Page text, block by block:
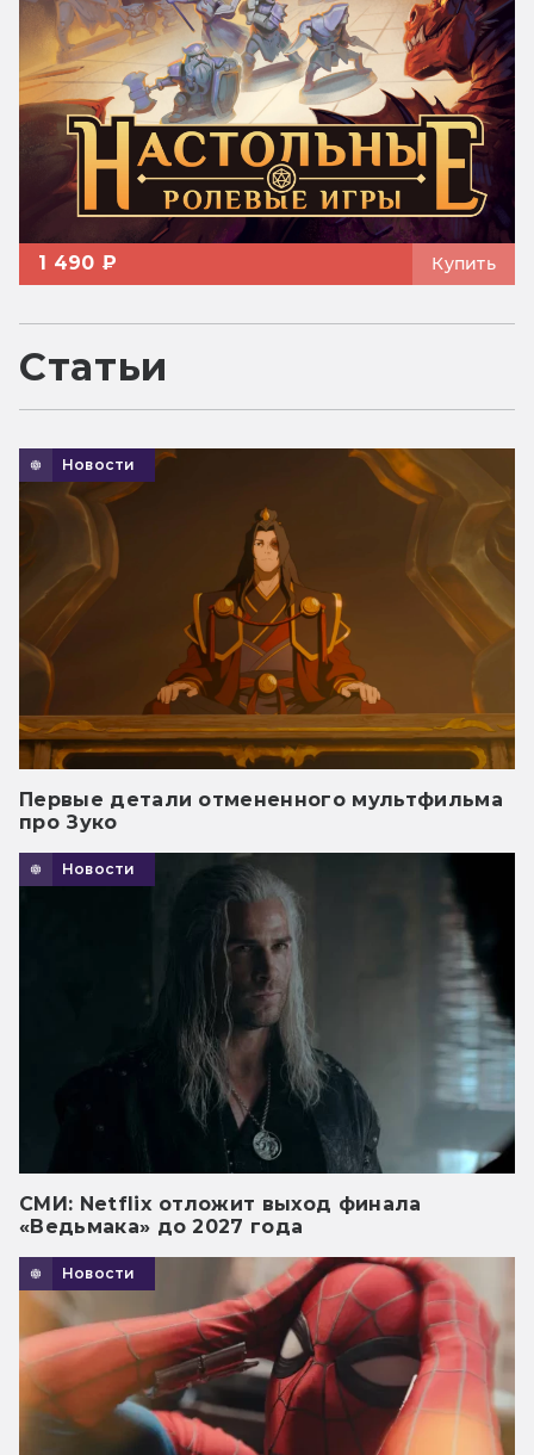
1 490 ₽ Купить
Статьи
Новости
Первые детали отмененного мультфильма
про Зуко
Новости
СМИ: Netflix отложит выход финала
«Ведьмака» до 2027 года
Новости